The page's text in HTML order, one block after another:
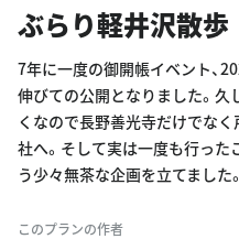
ぶらり軽井沢散歩
7年に一度の御開帳イベント、
伸びての公開となりました。久
くなので長野善光寺だけでな
社へ。そして実は一度も行っ
う少々無茶な企画を立てました
このプランの作者